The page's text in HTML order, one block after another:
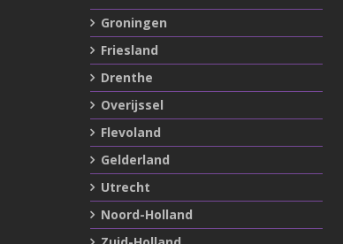
Groningen
Friesland
Drenthe
Overijssel
Flevoland
Gelderland
Utrecht
Noord-Holland